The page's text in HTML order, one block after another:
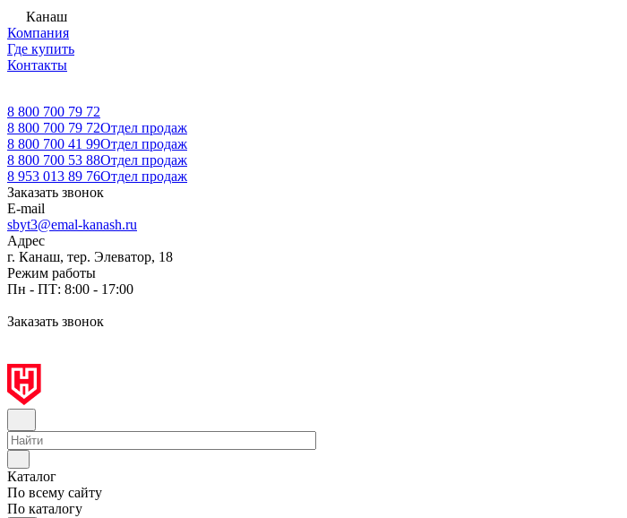
Канаш
Компания
Где купить
Контакты
8 800 700 79 72
8 800 700 79 72Отдел продаж
8 800 700 41 99Отдел продаж
8 800 700 53 88Отдел продаж
8 953 013 89 76Отдел продаж
Заказать звонок
E-mail
sbyt3@emal-kanash.ru
Адрес
г. Канаш, тер. Элеватор, 18
Режим работы
Пн - ПТ: 8:00 - 17:00
Заказать звонок
Каталог
По всему сайту
По каталогу